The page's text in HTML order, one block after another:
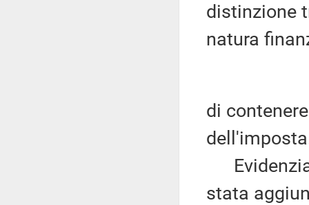
distinzione
natura
di
Evidenzia
stata